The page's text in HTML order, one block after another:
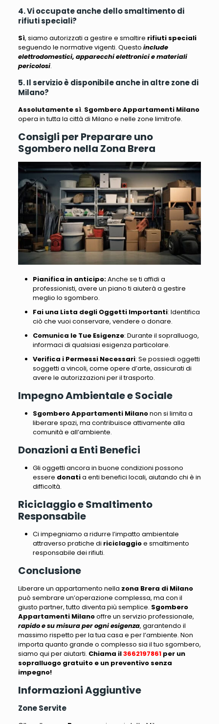
4. Vi occupate anche dello smaltimento di
rifiuti speciali?
Sì, siamo autorizzati a gestire e smaltire rifiuti speciali
seguendo le normative vigenti. Questo include
elettrodomestici, apparecchi elettronici e materiali
pericolosi.
5. Il servizio è disponibile anche in altre zone di
Milano?
Assolutamente sì. Sgombero Appartamenti Milano
opera in tutta la città di Milano e nelle zone limitrofe.
Consigli per Preparare uno
Sgombero nella Zona Brera
Pianifica in anticipo:Anche se ti affidi a
professionisti, avere un piano ti aiuterà a gestire
meglio lo sgombero.
Fai una Lista degli Oggetti Importanti: Identifica
ciò che vuoi conservare, vendere o donare.
Comunica le Tue Esigenze: Durante il sopralluogo,
informaci di qualsiasi esigenza particolare.
Verifica i Permessi Necessari: Se possiedi oggetti
soggetti a vincoli, come opere d’arte, assicurati di
avere le autorizzazioni per il trasporto.
Impegno Ambientale e Sociale
Sgombero Appartamenti Milanonon si limita a
liberare spazi, ma contribuisce attivamente alla
comunità e all’ambiente.
Donazioni a Enti Benefici
Gli oggetti ancora in buone condizioni possono
essere donatia enti benefici locali, aiutando chi è in
difficoltà.
Riciclaggio e Smaltimento
Responsabile
Ci impegniamo a ridurre l’impatto ambientale
attraverso pratiche di riciclaggioe smaltimento
responsabile dei rifiuti.
Conclusione
Liberare un appartamento nella zona Brera di Milano
può sembrare un’operazione complessa, ma con il
giusto partner, tutto diventa più semplice. Sgombero
Appartamenti Milanooffre un servizio professionale,
rapido e su misura per ogni esigenza, garantendo il
massimo rispetto per la tua casa e per l’ambiente. Non
importa quanto grande o complesso sia il tuo sgombero,
siamo qui per aiutarti. Chiama il3662197861per un
sopralluogo gratuito e un preventivo senza
impegno!
Informazioni Aggiuntive
Zone Servite